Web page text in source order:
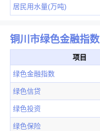
居民用水量(万吨)
铜川市绿色金融指数
项目
绿色金融指数
绿色信贷
绿色投资
绿色保险